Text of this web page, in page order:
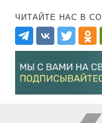
ЧИТАЙТЕ НАС В